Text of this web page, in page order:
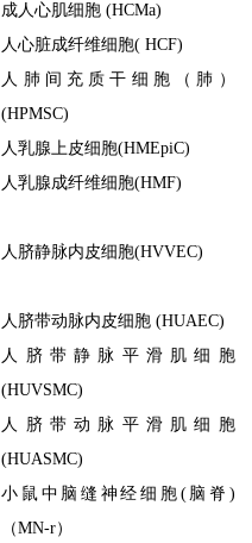
成人心肌细胞 (HCMa)
人心脏成纤维细胞( HCF)
人肺间充质干细胞（肺）
(HPMSC)
人乳腺上皮细胞(HMEpiC)
人乳腺成纤维细胞(HMF)
人脐静脉内皮细胞(HVVEC)
人脐带动脉内皮细胞 (HUAEC)
人脐带静脉平滑肌细胞
(HUVSMC)
人脐带动脉平滑肌细胞
(HUASMC)
小鼠中脑缝神经细胞(脑脊)
（MN-r）